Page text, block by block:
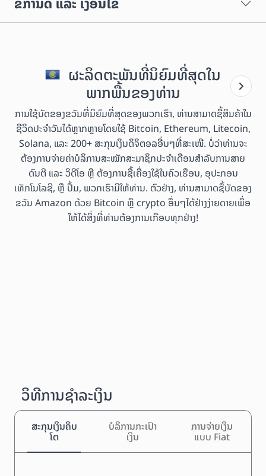
ຜະລິດຕະພັນທີ່ນິຍົມທີ່ສຸດໃນ
ພາກພື້ນຂອງທ່ານ
ການໃຊ້ບັດຂອງຂວັນທີ່ນິຍົມທີ່ສຸດຂອງພວກເຮົາ, ທ່ານສາມາດຊື້ສິນຄ້າໃນ
ຊີວິດປະຈຳວັນໄດ້ຫຼາກຫຼາຍໂດຍໃຊ້ Bitcoin, Ethereum, Litecoin,
Solana, ແລະ 200+ ສະກຸນເງິນດິຈິຕອລອື່ນໆທີ່ສະເໜີ. ບໍ່ວ່າທ່ານຈະ
ຕ້ອງການຈ່າຍຄ່າບໍລິການສະໝັກສະມາຊິກປະຈຳເດືອນສຳລັບການສາຍ
ດົນຕີ ແລະ ວິດີໂອ ຫຼື ຕ້ອງການຊື້ເຄື່ອງໃຊ້ໃນຄົວເຮືອນ, ອຸປະກອນ
ເທັກໂນໂລຊີ, ຫຼື ປຶ້ມ, ພວກເຮົາມີໃຫ້ທ່ານ. ຕົວຢ່າງ, ທ່ານສາມາດຊື້ບັດຂອງ
ຂວັນ Amazon ດ້ວຍ Bitcoin ຫຼື crypto ອື່ນໆໄດ້ຢ່າງງ່າຍດາຍເພື່ອ
ໃຫ້ໄດ້ສິ່ງທີ່ທ່ານຕ້ອງການເກືອບທຸກຢ່າງ!
ວິທີການຊຳລະເງິນ
ສະກຸນເງິນຄິບ
ໂຕ
ບໍລິການກະເປົາ
ເງິນ
ການຈ່າຍເງິນ
ແບບ Fiat